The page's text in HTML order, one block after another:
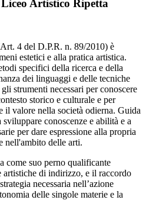
Artistico Ripetta
4 del D.P.R. n. 89/2010) è
estetici e alla pratica artistica.
specifici della ricerca e della
dei linguaggi e delle tecniche
strumenti necessari per conoscere
storico e culturale e per
il valore nella società odierna. Guida
conoscenze e abilità e a
per dare espressione alla propria
nell'ambito delle arti.
come suo perno qualificante
artistiche di indirizzo, e il raccordo
necessaria nell’azione
delle singole materie e la